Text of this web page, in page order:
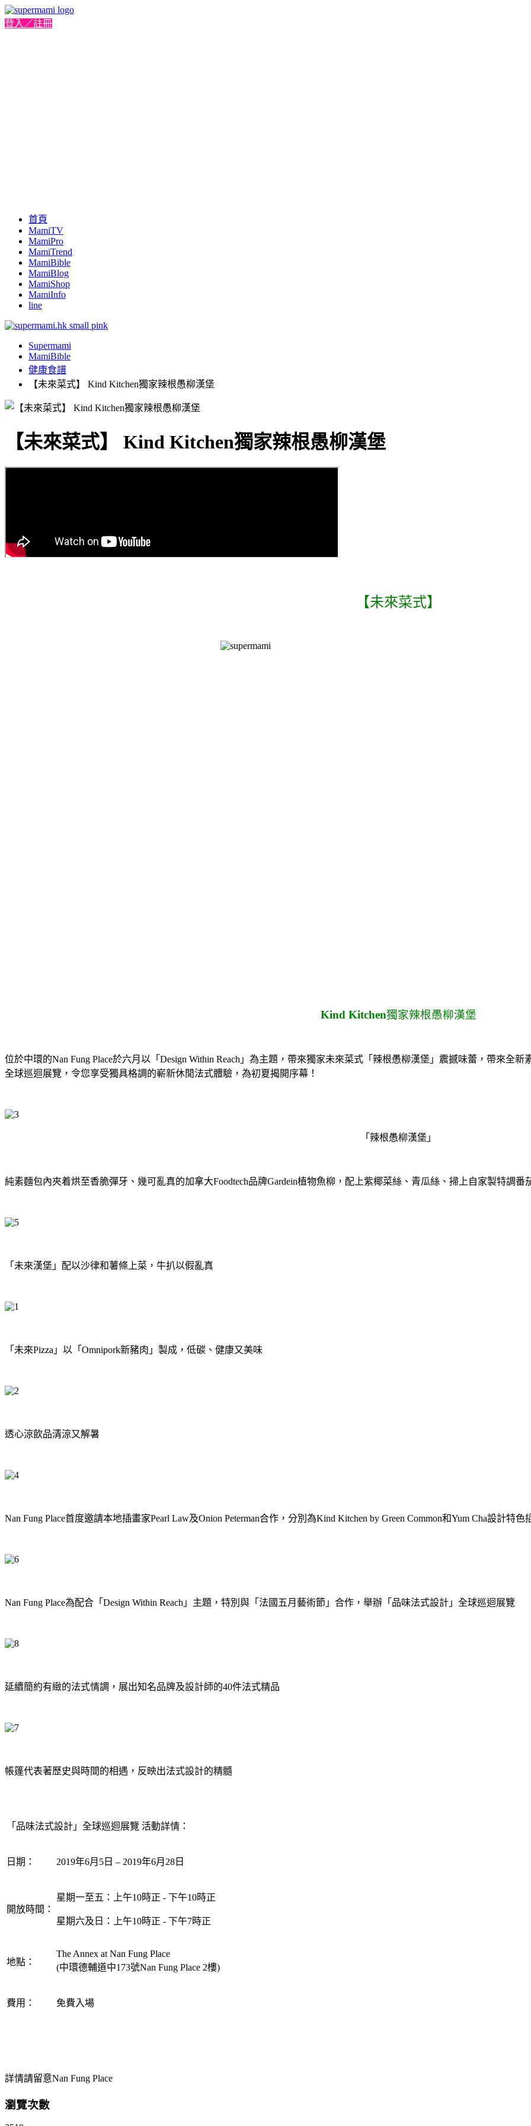
登入／註冊
首頁
MamiTV
MamiPro
MamiTrend
MamiBible
MamiBlog
MamiShop
MamiInfo
line
Supermami
MamiBible
健康食譜
【未來菜式】 Kind Kitchen獨家辣根愚柳漢堡
【未來菜式】 Kind Kitchen獨家辣根愚柳漢堡
【未來菜式】
Kind Kitchen獨家辣根愚柳漢堡
位於中環的Nan Fung Place於六月以「Design Within Reach」為主題，帶來獨家未來菜式「辣根愚柳漢堡」震撼味蕾，帶來全
全球巡迴展覽，令您享受獨具格調的嶄新休閒法式體驗，為初夏揭開序幕！
「辣根愚柳漢堡」
純素麵包內夾着烘至香脆彈牙、幾可亂真的加拿大Foodtech品牌Gardein植物魚柳，配上紫椰菜絲、青瓜絲、掃上自家製特調番
「未來漢堡」配以沙律和薯條上菜，牛扒以假亂真
「未來Pizza」以「Omnipork新豬肉」製成，低碳、健康又美味
透心涼飲品清涼又解暑
Nan Fung Place首度邀請本地插畫家Pearl Law及Onion Peterman合作，分別為Kind Kitchen by Green Common和Yum Cha設計特色
Nan Fung Place為配合「Design Within Reach」主題，特別與「法國五月藝術節」合作，舉辦「品味法式設計」全球巡迴展覽
延續簡約有緻的法式情調，展出知名品牌及設計師的40件法式精品
帳篷代表著歷史與時間的相遇，反映出法式設計的精髓
「品味法式設計」全球巡迴展覽 活動詳情：
日期： 2019年6月5日 – 2019年6月28日
開放時間：
星期一至五：上午10時正 - 下午10時正
星期六及日：上午10時正 - 下午7時正
地點：
The Annex at Nan Fung Place
(中環德輔道中173號Nan Fung Place 2樓)
費用： 免費入場
詳情請留意Nan Fung Place
瀏覽次數